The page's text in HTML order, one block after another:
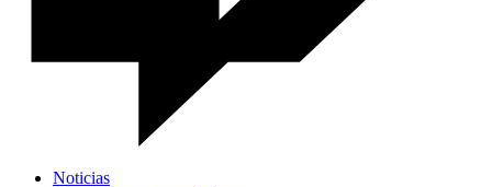
Noticias